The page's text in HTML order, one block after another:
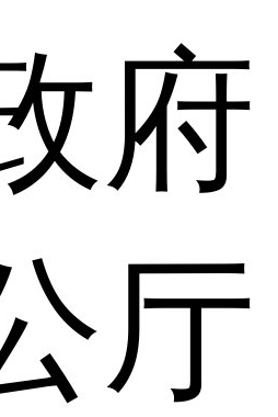
府
厅